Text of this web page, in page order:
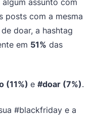
posts com a mesma
doar, a hashtag
em 51% das
(11%) e #doar (7%).
#blackfriday e a